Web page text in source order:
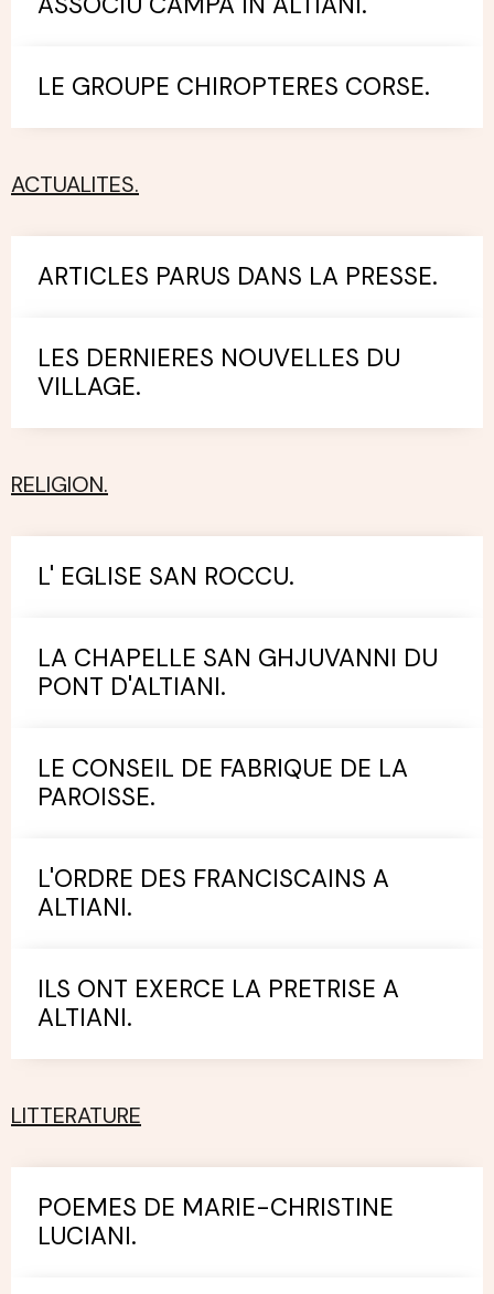
LE GROUPE CHIROPTERES CORSE.
ACTUALITES.
ARTICLES PARUS DANS LA PRESSE.
LES DERNIERES NOUVELLES DU
VILLAGE.
RELIGION.
L' EGLISE SAN ROCCU.
LA CHAPELLE SAN GHJUVANNI DU
PONT D'ALTIANI.
LE CONSEIL DE FABRIQUE DE LA
PAROISSE.
L'ORDRE DES FRANCISCAINS A
ALTIANI.
ILS ONT EXERCE LA PRETRISE A
ALTIANI.
LITTERATURE
POEMES DE MARIE-CHRISTINE
LUCIANI.